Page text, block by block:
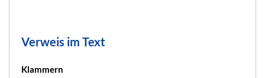
Verweis im Text
Klammern